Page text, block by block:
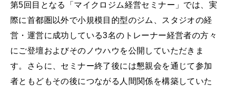
第5回目となる「マイクロジム経営セミナー」では、実
際に首都圏以外で小規模目的型のジム、スタジオの経
営・運営に成功している3名のトレーナー経営者の方々
にご登壇およびそのノウハウを公開していただきま
す。さらに、セミナー終了後には懇親会を通じて参加
者ともどもその後につながる人間関係を構築していた